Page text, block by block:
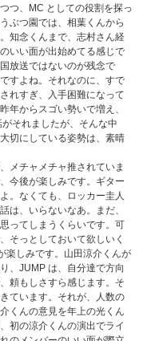
つ、MC としての役割を探っ
ぶつ園では、相葉くんから
知念くんまで、志村さん経
いい面が出始めてる感じで
放送ではないのが残念で
すよね。それなのに、すで
れすぎ、入手困難になって
年からスゴい勢いで増え、
それましたが、そんな中
切にしている姿勢は、素晴
メチャメチャ推されていま
今後が楽しみです。ギター
。なくても、ロッカー圭人
は、いらないなあ。まだ、
ってしまうくらいです。可
そっとしておいて欲しいく
楽しみです。山田涼介くんが
、JUMP は、自分達で方向
頼もしさすら感じます。そ
ています。それが、人数の
くんの意見を年上の光くん
初の涼介くんの演出でライ